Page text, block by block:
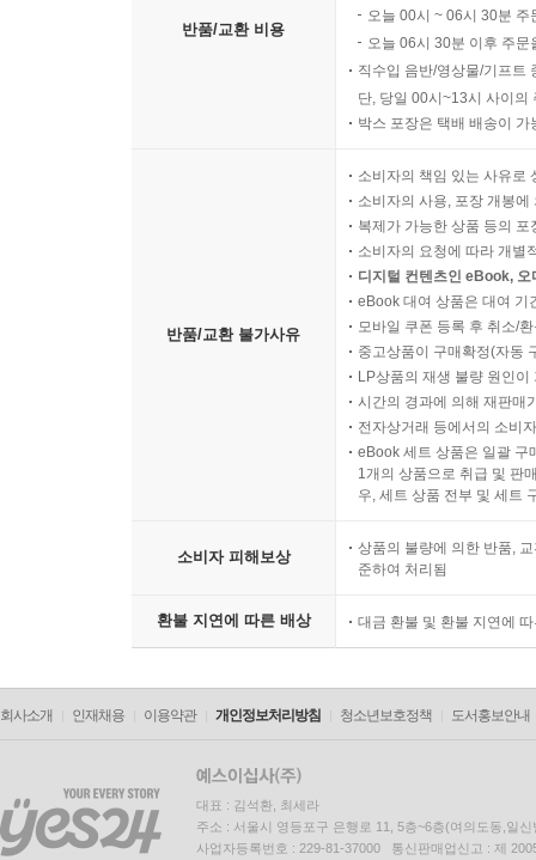
반품/교환 비용
오늘 00시 ~ 06시 30분
오늘 06시 30분 이후 주
직수입 음반/영상물/기프트
단, 당일 00시~13시 사이의
박스 포장은 택배 배송이
반품/교환 불가사유
소비자의 책임 있는 사유로
소비자의 사용, 포장 개봉
복제가 가능한 상품 등의
소비자의 요청에 따라 개별
디지털 컨텐츠인 eBook,
eBook 대여 상품은 대여 기
모바일 쿠폰 등록 후 취소/
중고상품이 구매확정(자동
LP상품의 재생 불량 원인
시간의 경과에 의해 재판매
전자상거래 등에서의 소비
eBook 세트 상품은 일괄 구
1개의 상품으로 취급 및 판
우, 세트 상품 전부 및 세트
소비자 피해보상
상품의 불량에 의한 반품,
준하여 처리됨
환불 지연에 따른 배상 대금 환불 및 환불 지연에
회사소개 인재채용 이용약관 개인정보처리방침 청소년보호정책 도서홍보안내
대표 : 김석환, 최세라
주소 : 서울시 영등포구 은행로 11, 5층~6층(여의도동,일신
사업자등록번호 : 229-81-37000 통신판매업신고 : 제